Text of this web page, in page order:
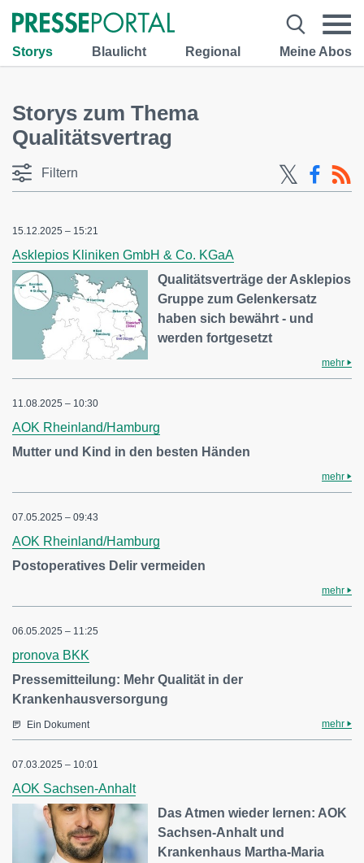
Storys Blaulicht Regional Meine Abos
Storys zum Thema
Qualitätsvertrag
Filtern
15.12.2025 – 15:21
Asklepios Kliniken GmbH & Co. KGaA
Qualitätsverträge der Asklepios
Gruppe zum Gelenkersatz
haben sich bewährt - und
werden fortgesetzt
mehr
11.08.2025 – 10:30
AOK Rheinland/Hamburg
Mutter und Kind in den besten Händen
mehr
07.05.2025 – 09:43
AOK Rheinland/Hamburg
Postoperatives Delir vermeiden
mehr
06.05.2025 – 11:25
pronova BKK
Pressemitteilung: Mehr Qualität in der
Krankenhausversorgung
Ein Dokument mehr
07.03.2025 – 10:01
AOK Sachsen-Anhalt
Das Atmen wieder lernen: AOK
Sachsen-Anhalt und
Krankenhaus Martha-Maria